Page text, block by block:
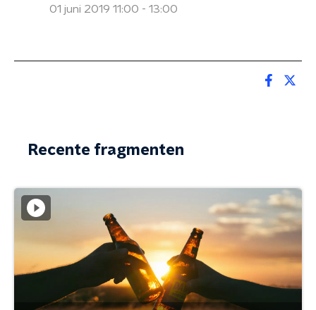
01 juni 2019 11:00 - 13:00
Recente fragmenten